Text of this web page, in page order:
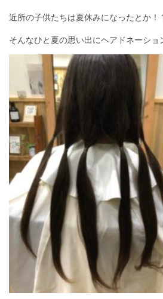
近所の子供たちは夏休みになったとか！
そんなひと夏の思い出にヘアドネーショ